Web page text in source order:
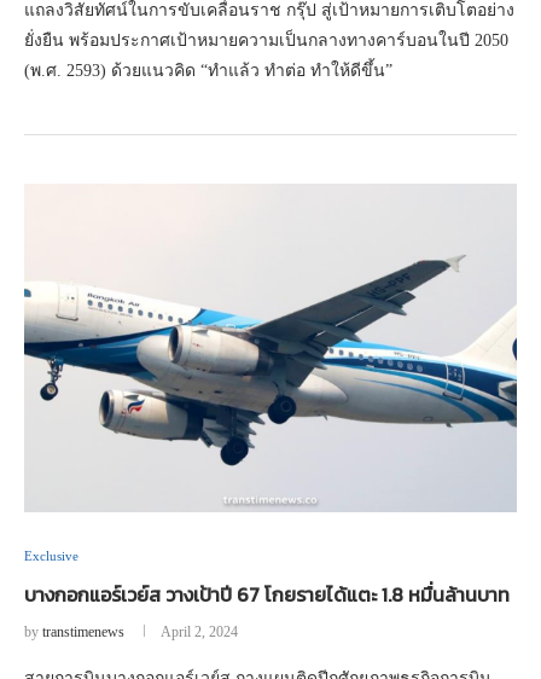
แถลงวิสัยทัศน์ในการขับเคลื่อนราช กรุ๊ป สู่เป้าหมายการเติบโตอย่าง
ยั่งยืน พร้อมประกาศเป้าหมายความเป็นกลางทางคาร์บอนในปี 2050
(พ.ศ. 2593) ด้วยแนวคิด “ทำแล้ว ทำต่อ ทำให้ดีขึ้น”
Exclusive
บางกอกแอร์เวย์ส วางเป้าปี 67 โกยรายได้แตะ 1.8 หมื่นล้านบาท
by transtimenews April 2, 2024